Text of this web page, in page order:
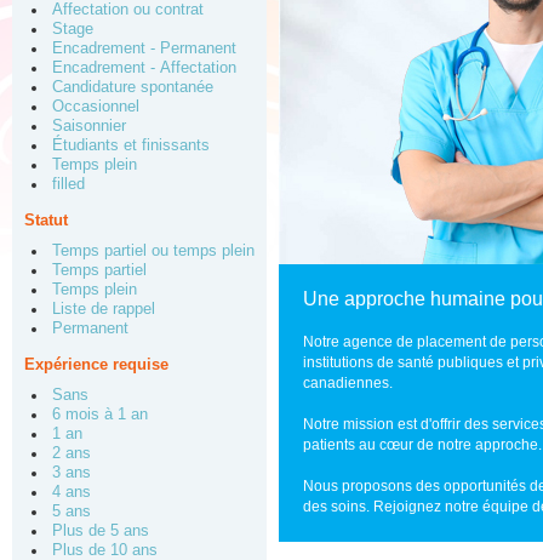
Affectation ou contrat
Stage
Encadrement - Permanent
Encadrement - Affectation
Candidature spontanée
Occasionnel
Saisonnier
Étudiants et finissants
Temps plein
filled
Statut
Temps partiel ou temps plein
Temps partiel
Temps plein
Liste de rappel
Permanent
Expérience requise
Sans
6 mois à 1 an
1 an
2 ans
3 ans
4 ans
5 ans
Plus de 5 ans
Plus de 10 ans
Une approche humaine
Notre agence de placement de
institutions de santé publiques et
canadiennes.
Notre mission est d'offrir des
patients au cœur de notre approche.
Nous proposons des opportunités
des soins. Rejoignez notre équipe